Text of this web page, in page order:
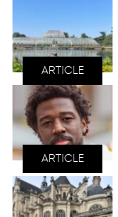
ARTICLE
ARTICLE